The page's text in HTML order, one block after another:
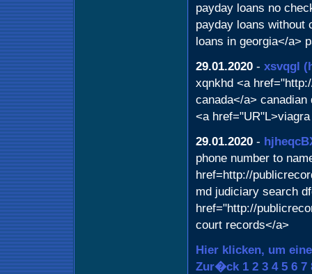
payday loans no
payday loans without
loans in georgia</a>
29.01.2020 - xsvqgl
xqnkhd <a
canada</a> canadian
<a
29.01.2020 -
phone number to
href=http://
md judiciary search
href="http://
court records</a>
Hier klicken, um
Zur�ck 1 2 3 4 5 6 7